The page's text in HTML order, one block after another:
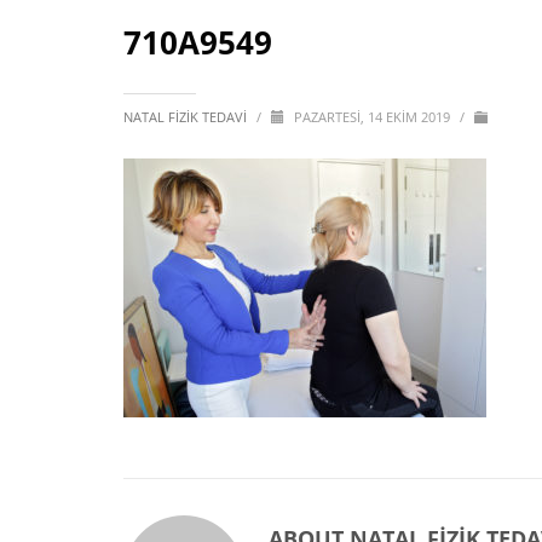
710A9549
NATAL FIZIK TEDAVI / PAZARTESI, 14 EKIM 2019 /